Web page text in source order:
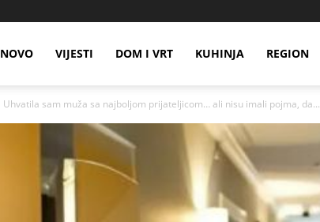
NOVO VIJESTI DOM I VRT KUHINJA REGION
Uhvatila sam muža sa najboljom prijateljicom… ali nisu imali pojma, da...